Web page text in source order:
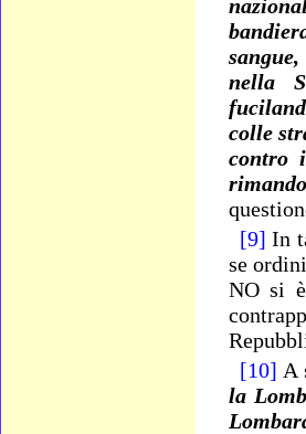
nella
colle
contro
[9] In
se
NO si
[10] A
la